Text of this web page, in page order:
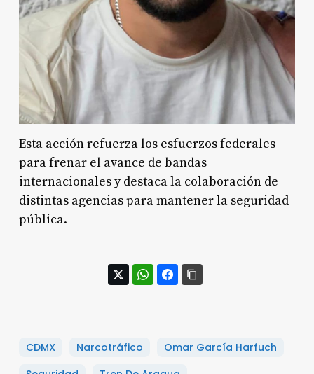
Esta acción refuerza los esfuerzos federales
para frenar el avance de bandas
internacionales y destaca la colaboración de
distintas agencias para mantener la seguridad
pública.
CDMX Narcotráfico
Omar García Harfuch